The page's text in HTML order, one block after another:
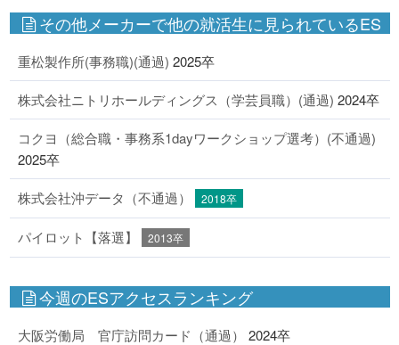
その他メーカーで他の就活生に見られているES
重松製作所(事務職)(通過) 2025卒
株式会社ニトリホールディングス（学芸員職）(通過) 2024卒
コクヨ（総合職・事務系1dayワークショップ選考）(不通過)
2025卒
株式会社沖データ（不通過） 2018卒
パイロット【落選】 2013卒
今週のESアクセスランキング
大阪労働局 官庁訪問カード（通過） 2024卒